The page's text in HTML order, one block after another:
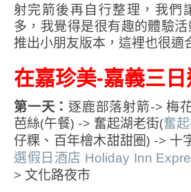
射完箭後再自行整理，我們
多，我覺得是很有趣的體驗
推出小朋友版本，這裡也很適
在嘉珍美-嘉義三日
第一天： 逐鹿部落射箭-> 梅
芭絲(午餐) -> 奮起湖老街(奮
仔粿、百年檜木甜甜圈) -> 十
選假日酒店 Holiday Inn
> 文化路夜市